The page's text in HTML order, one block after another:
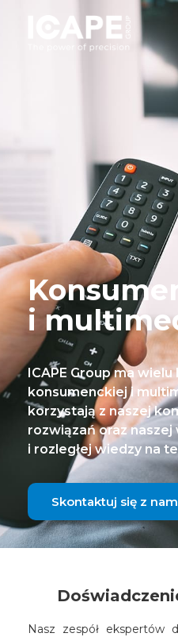
i
ICAPE Group ma
konsumenckiej i
korzystają z naszej
rozwiązań oraz
i rozległej wiedzy na
Skontaktuj się z
Nasz zespół ekspertów